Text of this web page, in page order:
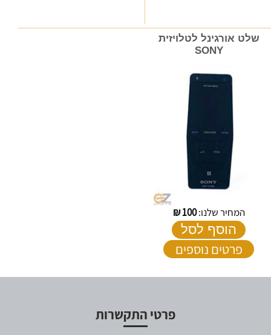
שלט אורגינל לטלויזית
SONY
המחיר שלנו:100
₪
הוסף לסל
פרטים נוספים
פרטי התקשרות